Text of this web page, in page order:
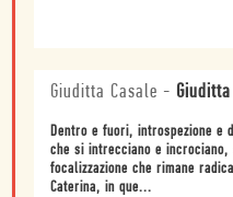
Giuditta Casale -
Dentro e fuori, introspezione e
che si intrecciano e incrociano,
focalizzazione che rimane
Caterina, in que...